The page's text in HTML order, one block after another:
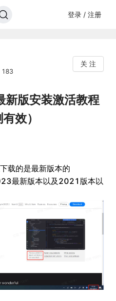
登录 / 注册
183
关 注
版安装激活教程
效）
载的是最新版本的
最新版本以及2021版本以